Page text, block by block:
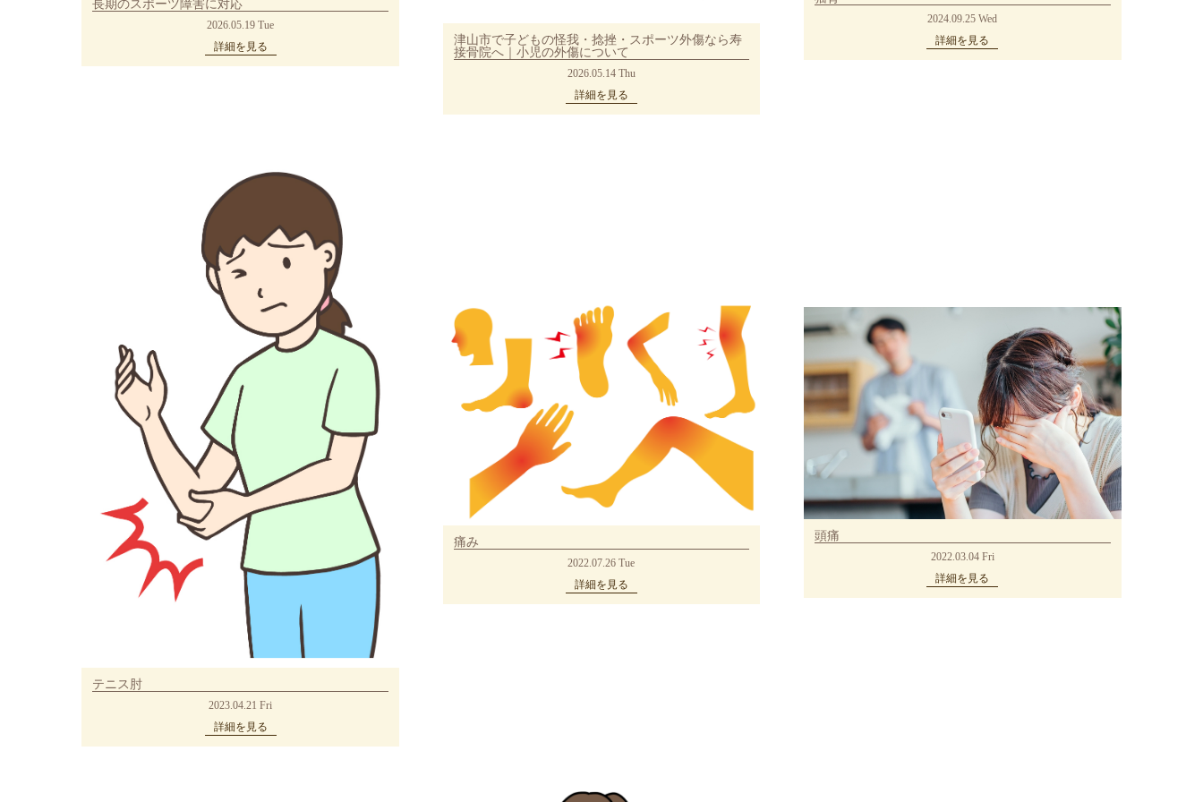
長期のスポーツ障害に対応
2026.05.19 Tue
詳細を見る
津山市で子どもの怪我・捻挫・スポーツ外傷なら寿
接骨院へ｜小児の外傷について
2026.05.14 Thu
詳細を見る
2024.09.25 Wed
詳細を見る
テニス肘
2023.04.21 Fri
詳細を見る
痛み
2022.07.26 Tue
詳細を見る
頭痛
2022.03.04 Fri
詳細を見る